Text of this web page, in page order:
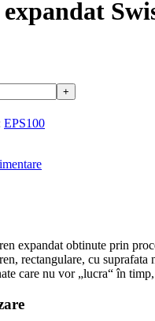
EPS100
expandat obtinute prin
rectangulare, cu suprafata
care nu vor „lucra“ în